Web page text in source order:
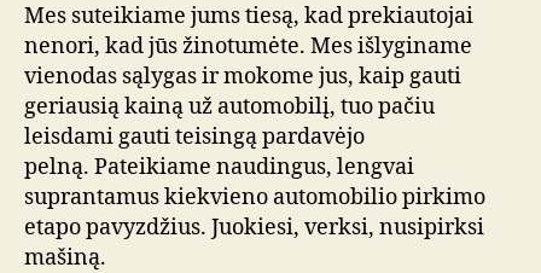
Mes suteikiame jums tiesą, kad prekiautojai
nenori, kad jūs žinotumėte. Mes išlyginame
vienodas sąlygas ir mokome jus, kaip gauti
geriausią kainą už automobilį, tuo pačiu
leisdami gauti teisingą pardavėjo
pelną. Pateikiame naudingus, lengvai
suprantamus kiekvieno automobilio pirkimo
etapo pavyzdžius. Juokiesi, verksi, nusipirksi
mašiną.